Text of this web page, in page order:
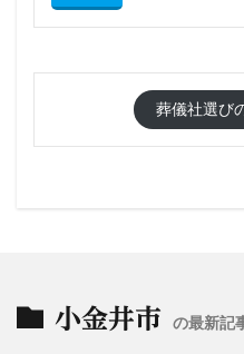
葬儀社選び
小金井市 の最新記